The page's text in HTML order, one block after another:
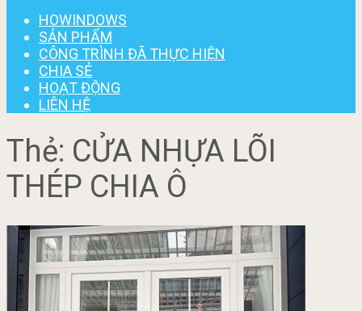
HOWINDOWS
SẢN PHẨM
CÔNG TRÌNH ĐÃ THỰC HIỆN
CHIA SẺ
HOẠT ĐỘNG
LIÊN HỆ
Thẻ: CỬA NHỰA LÕI
THÉP CHIA Ô